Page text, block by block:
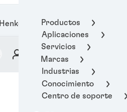
Productos
Aplicaciones
Servicios
Marcas
Industrias
Conocimiento
Centro de soporte
Henkel Adhesive Technologies